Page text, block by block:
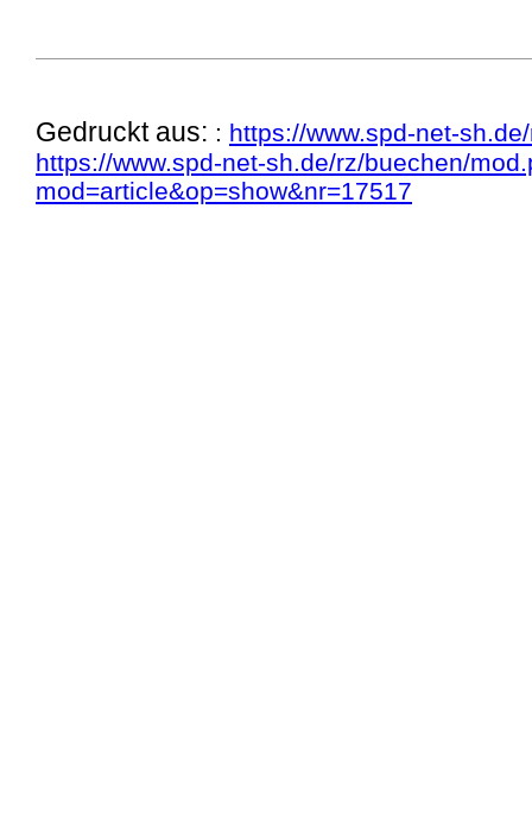
Gedruckt aus: : https://www.spd-net-
https://www.spd-net-sh.de/rz/buechen/
mod=article&op=show&nr=17517